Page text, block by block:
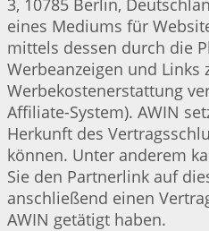
3, 10785 Berlin,
eines Mediums für
mittels dessen durch die
Werbeanzeigen und Links
Werbekostenerstattung
Affiliate-System). AWIN
Herkunft des
können. Unter anderem
Sie den Partnerlink auf
anschließend einen
AWIN getätigt haben.